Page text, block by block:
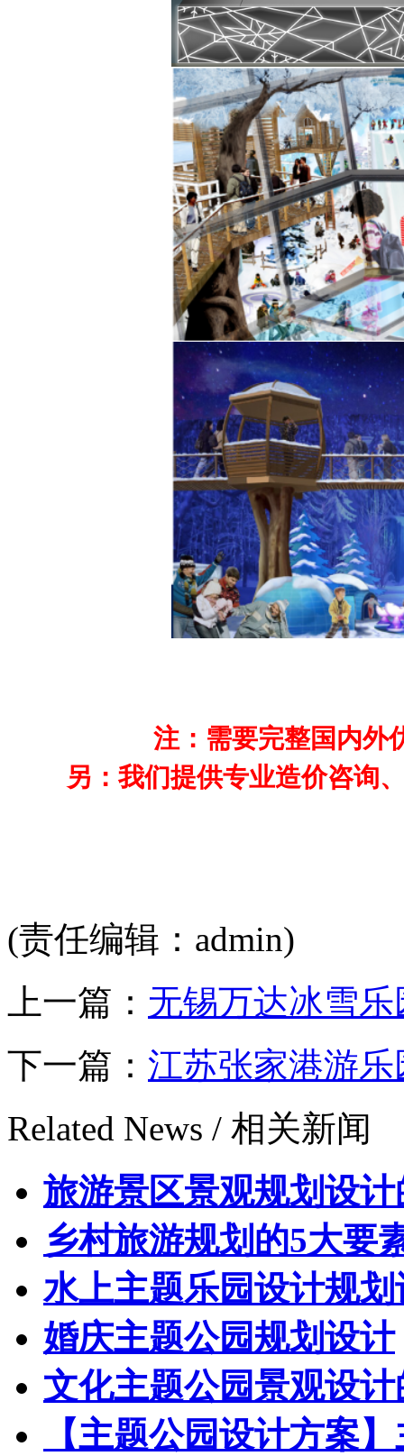
注：需要完整国内外
另：我们提供专业造价咨询
(责任编辑：admin)
上一篇： 无锡万达冰雪乐
下一篇： 江苏张家港游乐
Related News / 相关新闻
旅游景区景观规划设计
乡村旅游规划的5大要
水上主题乐园设计规划
婚庆主题公园规划设计
文化主题公园景观设计
【主题公园设计方案